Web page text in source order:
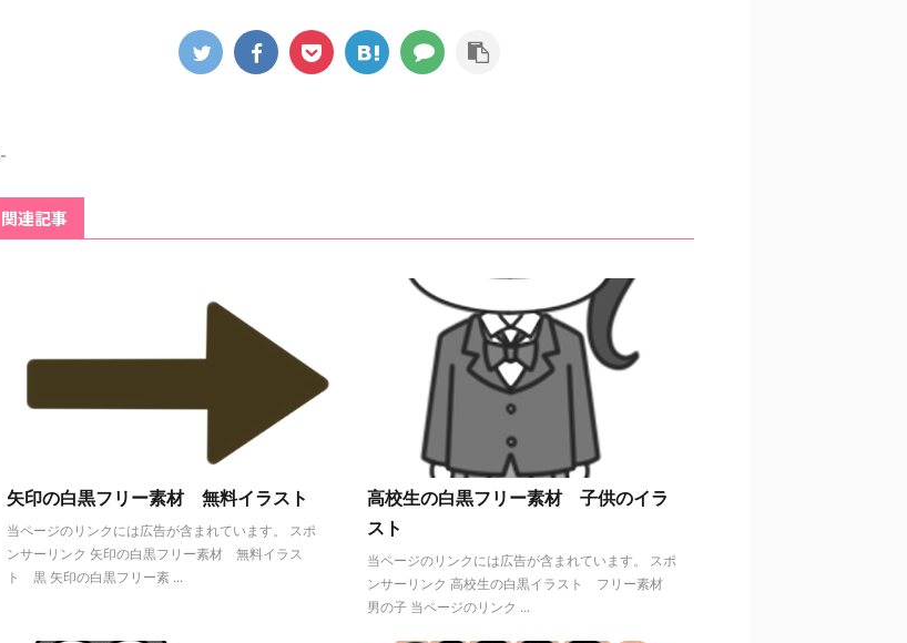
-
関連記事
矢印の白黒フリー素材 無料イラスト
当ページのリンクには広告が含まれています。 スポ
ンサーリンク 矢印の白黒フリー素材 無料イラス
ト 黒 矢印の白黒フリー素 ...
高校生の白黒フリー素材 子供のイラ
スト
当ページのリンクには広告が含まれています。 スポ
ンサーリンク 高校生の白黒イラスト フリー素材
男の子 当ページのリンク ...